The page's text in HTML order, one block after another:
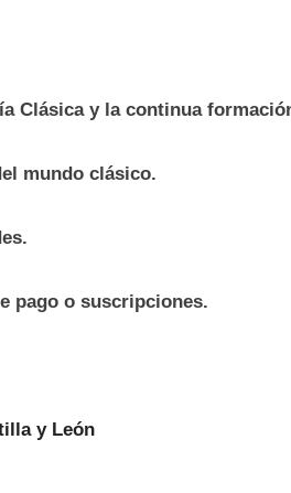
Clásica y la continua
mundo clásico.
pago o suscripciones.
y León